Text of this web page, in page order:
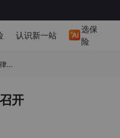
认识新一站
选保
险
...
开